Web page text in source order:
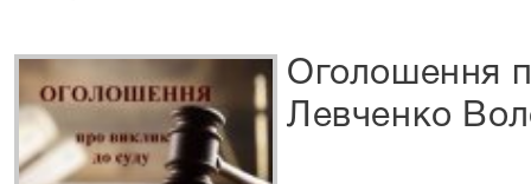
Оголошення
Левченко